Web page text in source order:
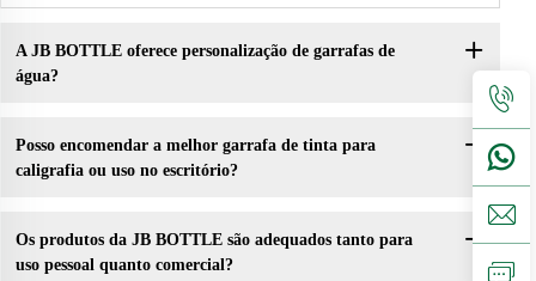
A JB BOTTLE oferece personalização de garrafas de
água?
Posso encomendar a melhor garrafa de tinta para
caligrafia ou uso no escritório?
Os produtos da JB BOTTLE são adequados tanto para
uso pessoal quanto comercial?